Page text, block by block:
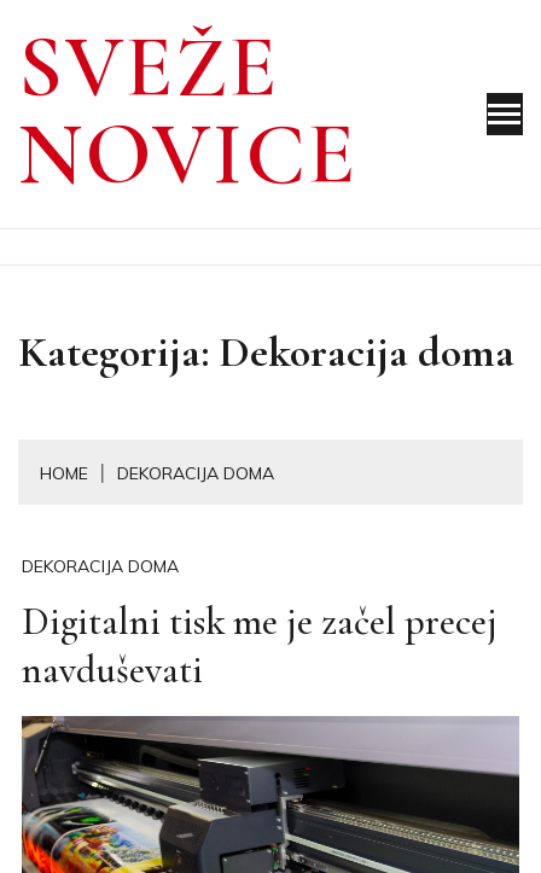
content
SVEŽE
NOVICE
Kategorija: Dekoracija doma
HOME DEKORACIJA DOMA
DEKORACIJA DOMA
Digitalni tisk me je začel precej
navduševati